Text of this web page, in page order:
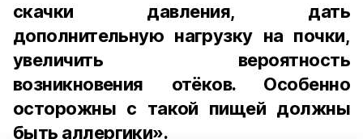
скачки давления, дать
дополнительную нагрузку на почки,
увеличить вероятность
возникновения отёков. Особенно
осторожны с такой пищей должны
быть аллергики».